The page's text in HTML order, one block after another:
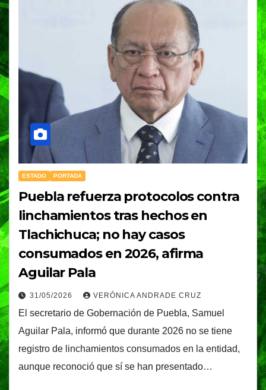
ESTADO PORTADA
Puebla refuerza protocolos contra
linchamientos tras hechos en
Tlachichuca; no hay casos
consumados en 2026, afirma
Aguilar Pala
31/05/2026 VERÓNICA ANDRADE CRUZ
El secretario de Gobernación de Puebla, Samuel
Aguilar Pala, informó que durante 2026 no se tiene
registro de linchamientos consumados en la entidad,
aunque reconoció que sí se han presentado…